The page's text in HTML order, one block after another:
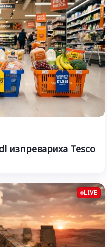
изпревариха Tesco
LIVE